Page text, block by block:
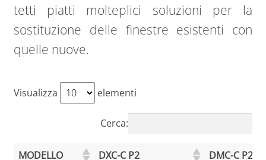
tetti piatti molteplici soluzioni per la
sostituzione delle finestre esistenti con
quelle nuove.
Visualizza elementi
Cerca:
MODELLO DXC-C P2
DMC-C P2